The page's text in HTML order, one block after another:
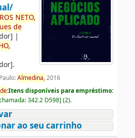
NETO,
de
|
.
Almedina,2016
de:Itens disponíveis para empréstimo:
342.2 D598] (2).
ao seu carrinho